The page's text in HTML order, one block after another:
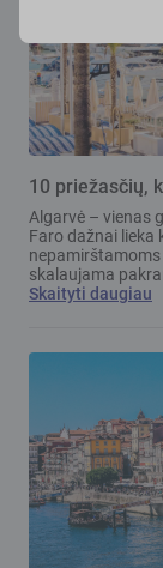
10 priežasčių,
Algarvė – vienas
Faro dažnai lieka
skalaujama
Skaityti daugiau